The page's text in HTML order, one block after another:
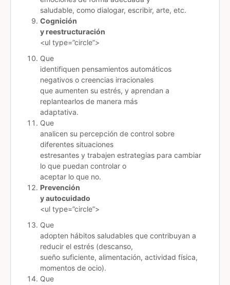
saludable, como dialogar, escribir, arte, etc.
Cognición
y reestructuración
<ul type=”circle”>
Que
identifiquen pensamientos automáticos
negativos o creencias irracionales
que aumenten su estrés, y aprendan a
replantearlos de manera más
adaptativa.
Que
analicen su percepción de control sobre
diferentes situaciones
estresantes y trabajen estrategias para cambiar
lo que puedan controlar o
aceptar lo que no.
Prevención
y autocuidado
<ul type=”circle”>
Que
adopten hábitos saludables que contribuyan a
reducir el estrés (descanso,
sueño suficiente, alimentación, actividad física,
momentos de ocio).
Que